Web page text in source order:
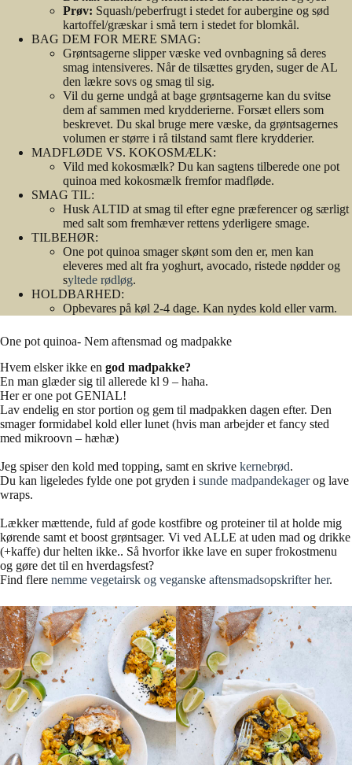
Prøv: Squash/peberfrugt i stedet for aubergine og sød
kartoffel/græskar i små tern i stedet for blomkål.
BAG DEM FOR MERE SMAG:
Grøntsagerne slipper væske ved ovnbagning så deres
smag intensiveres. Når de tilsættes gryden, suger de AL
den lækre sovs og smag til sig.
Vil du gerne undgå at bage grøntsagerne kan du svitse
dem af sammen med krydderierne. Forsæt ellers som
beskrevet. Du skal bruge mere væske, da grøntsagernes
volumen er større i rå tilstand samt flere krydderier.
MADFLØDE VS. KOKOSMÆLK:
Vild med kokosmælk? Du kan sagtens tilberede one pot
quinoa med kokosmælk fremfor madfløde.
SMAG TIL:
Husk ALTID at smag til efter egne præferencer og særligt
med salt som fremhæver rettens yderligere smage.
TILBEHØR:
One pot quinoa smager skønt som den er, men kan
eleveres med alt fra yoghurt, avocado, ristede nødder og
syltede rødløg.
HOLDBARHED:
Opbevares på køl 2-4 dage. Kan nydes kold eller varm.
One pot quinoa- Nem aftensmad og madpakke
Hvem elsker ikke en god madpakke?
En man glæder sig til allerede kl 9 – haha.
Her er one pot GENIAL!
Lav endelig en stor portion og gem til madpakken dagen efter. Den
smager formidabel kold eller lunet (hvis man arbejder et fancy sted
med mikroovn – hæhæ)
Jeg spiser den kold med topping, samt en skrive kernebrød.
Du kan ligeledes fylde one pot gryden i sunde madpandekagerog lave
wraps.
Lækker mættende, fuld af gode kostfibre og proteiner til at holde mig
kørende samt et boost grøntsager. Vi ved ALLE at uden mad og drikke
(+kaffe) dur helten ikke.. Så hvorfor ikke lave en super frokostmenu
og gøre det til en hverdagsfest?
Find flere nemme vegetairsk og veganske aftensmadsopskrifter her.